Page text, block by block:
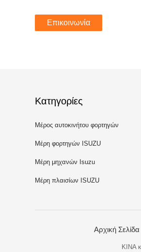
Επικοινωνία
Κατηγορίες
Μέρος αυτοκινήτου φορτηγών
Μέρη φορτηγών ISUZU
Μέρη μηχανών Isuzu
Μέρη πλαισίων ISUZU
Αρχική Σελίδα
ΚΙΝΑ